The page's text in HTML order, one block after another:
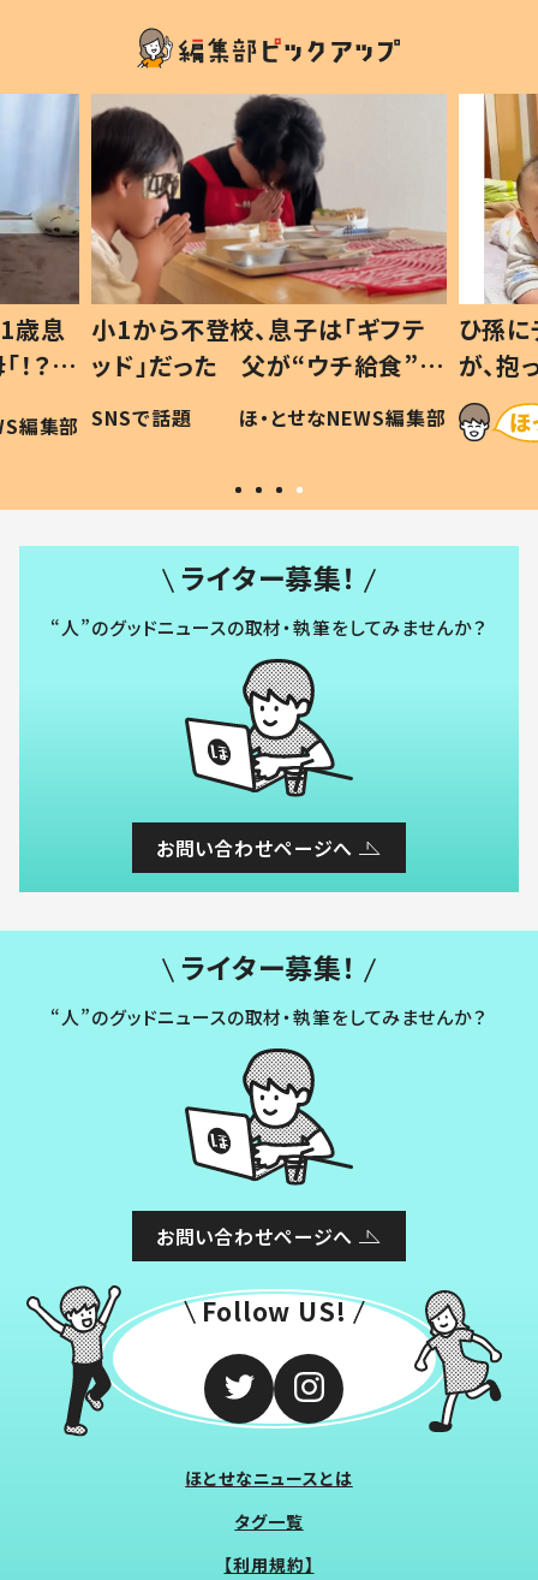
歳息
？」
編集部
小1から不登校、息子は「ギフテ
ッド」だった 父が“ウチ給食”を
作り続ける理由とは #令和の親
#令和の子
SNSで話題 ほ・とせなNEWS編集部
ひ孫
が、
「涙が
い」
ライター募集！
“人”のグッドニュースの取材・執筆をしてみませんか？
お問い合わせページへ
ライター募集！
“人”のグッドニュースの取材・執筆をしてみませんか？
お問い合わせページへ
Follow US!
ほとせなニュースとは
タグ一覧
【利用規約】